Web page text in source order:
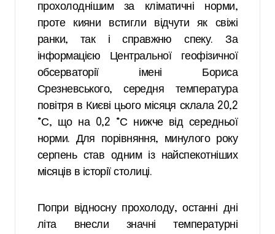
прохолоднішим за кліматичні норми,
проте кияни встигли відчути як свіжі
ранки, так і справжню спеку. За
інформацією Центральної геофізичної
обсерваторії імені Бориса
Срезневського, середня температура
повітря в Києві цього місяця склала 20,2
°С, що на 0,2 °С нижче від середньої
норми. Для порівняння, минулого року
серпень став одним із найспекотніших
місяців в історії столиці.
Попри відносну прохолоду, останні дні
літа внесли значні температурні